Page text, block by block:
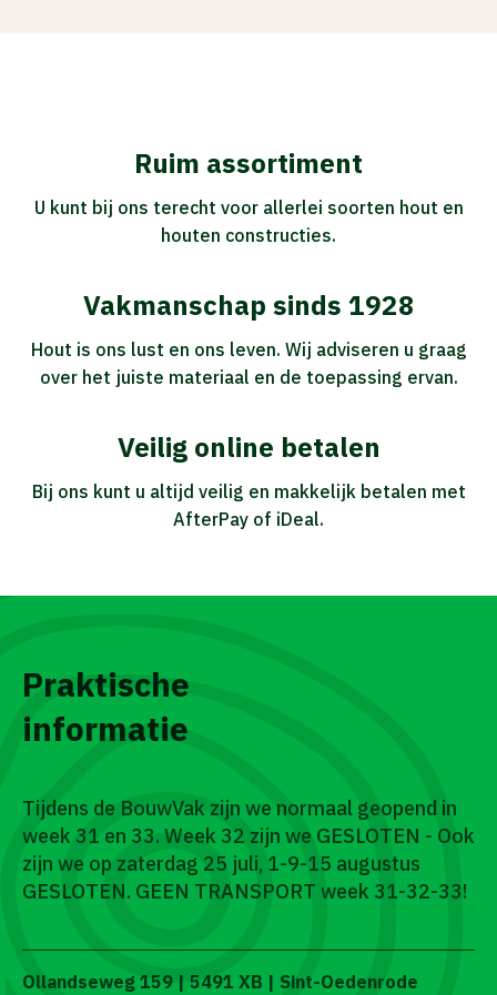
Ruim assortiment
U kunt bij ons terecht voor allerlei soorten hout en
houten constructies.
Vakmanschap sinds 1928
Hout is ons lust en ons leven. Wij adviseren u graag
over het juiste materiaal en de toepassing ervan.
Veilig online betalen
Bij ons kunt u altijd veilig en makkelijk betalen met
AfterPay of iDeal.
Praktische
informatie
Tijdens de BouwVak zijn we normaal geopend in
week 31 en 33. Week 32 zijn we GESLOTEN - Ook
zijn we op zaterdag 25 juli, 1-9-15 augustus
GESLOTEN. GEEN TRANSPORT week 31-32-33!
Ollandseweg 159 | 5491 XB | Sint-Oedenrode